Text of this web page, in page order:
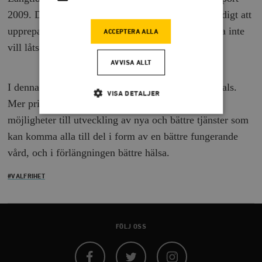
2009. Deras slutsatser är viktiga och förtjänar ständigt att
upprepas, inte minst eftersom de politiska partierna inte
vill låtsas om dem.
I denna skrift får ‘borde-perspektivet’ komma till tals.
Mer privat finansiering av vård och omsorg ger
möjligheter till utveckling av nya och bättre tjänster som
kan komma alla till del i form av en bättre fungerande
vård, och i förlängningen bättre hälsa.
#VALFRIHET
FÖLJ OSS
ACCEPTERA ALLA
AVVISA ALLT
VISA DETALJER
Strikt nödvändigt Analys
Marknadsföring Funktioner
ordentligt utan strikt nödvändiga cookies.
woocommerce_cart_hash